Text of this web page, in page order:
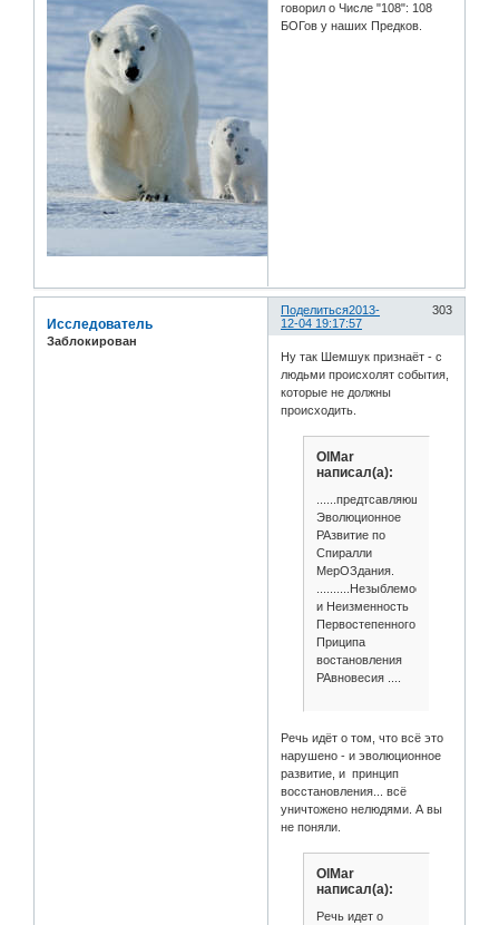
говорил о Числе "108": 108
БОГов у наших Предков.
Поделиться 303
2013-
12-04 19:17:57
Исследователь
Заблокирован
Ну так Шемшук признаёт - с
людьми происхолят события,
которые не должны
происходить.
OlMar
написал(а):
......предтсавляющее
Эволюционное
РАзвитие по
Спиралли
МерОЗдания.
..........Незыблемость
и Неизменность
Первостепенного
Приципа
востановления
РАвновесия ....
Речь идёт о том, что всё это
нарушено - и эволюционное
развитие, и принцип
восстановления... всё
уничтожено нелюдями. А вы
не поняли.
OlMar
написал(а):
Речь идет о